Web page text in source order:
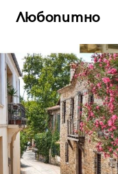
Любопитно